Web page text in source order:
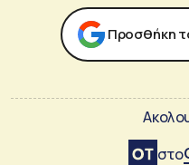
Προσθήκη
στο